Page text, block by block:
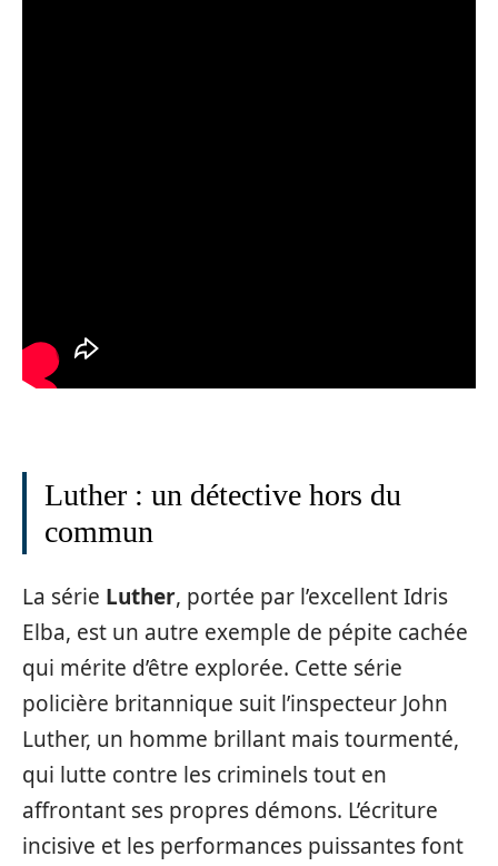
Luther : un détective hors du
commun
La série Luther, portée par l’excellent Idris
Elba, est un autre exemple de pépite cachée
qui mérite d’être explorée. Cette série
policière britannique suit l’inspecteur John
Luther, un homme brillant mais tourmenté,
qui lutte contre les criminels tout en
affrontant ses propres démons. L’écriture
incisive et les performances puissantes font